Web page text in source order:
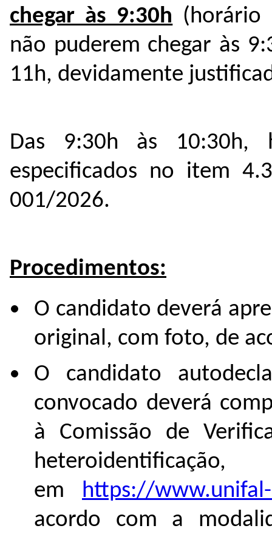
chegar às 9:30h (horário
não puderem chegar às
11h, devidamente
Das 9:30h às 10:30h,
especificados no item
001/2026.
Procedimentos:
O candidato deverá
original, com foto, de
O candidato
convocado deverá
à Comissão de
em https://
acordo com a